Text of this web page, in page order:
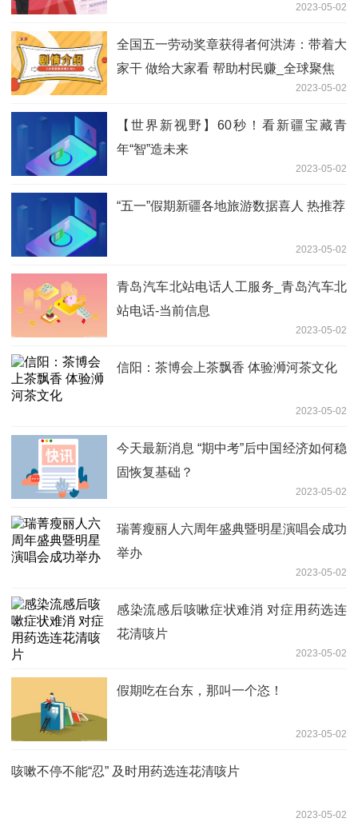
2023-05-02
全国五一劳动奖章获得者何洪涛：带着大
家干 做给大家看 帮助村民赚_全球聚焦
2023-05-02
【世界新视野】60秒！看新疆宝藏青
年“智”造未来
2023-05-02
“五一”假期新疆各地旅游数据喜人 热推荐
2023-05-02
青岛汽车北站电话人工服务_青岛汽车北
站电话-当前信息
2023-05-02
信阳：茶博会上茶飘香 体验浉河茶文化
2023-05-02
今天最新消息 “期中考”后中国经济如何稳
固恢复基础？
2023-05-02
瑞菁瘦丽人六周年盛典暨明星演唱会成功
举办
2023-05-02
感染流感后咳嗽症状难消 对症用药选连
花清咳片
2023-05-02
假期吃在台东，那叫一个恣！
2023-05-02
咳嗽不停不能“忍” 及时用药选连花清咳片
2023-05-02